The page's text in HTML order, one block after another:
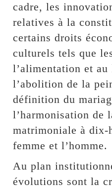
cadre, les
relatives à la
certains droits
culturels tels que
l’alimentation et au
l’abolition de la
définition du
l’harmonisation de
matrimoniale à
femme et l’homme.
Au plan
évolutions sont la